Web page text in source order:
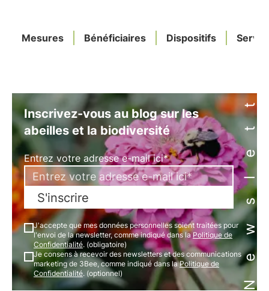
Mesures Bénéficiaires Dispositifs Newsletter
Inscrivez-vous au blog sur les
abeilles et la biodiversité
Entrez votre adresse e-mail ici*
S'inscrire
J'accepte que mes données personnelles soient traitées pour
l'envoi de la newsletter, comme indiqué dans laPolitique de
Confidentialité. (obligatoire)
Je consens à recevoir des newsletters et des communications
marketing de 3Bee, comme indiqué dans laPolitique de
Confidentialité. (optionnel)